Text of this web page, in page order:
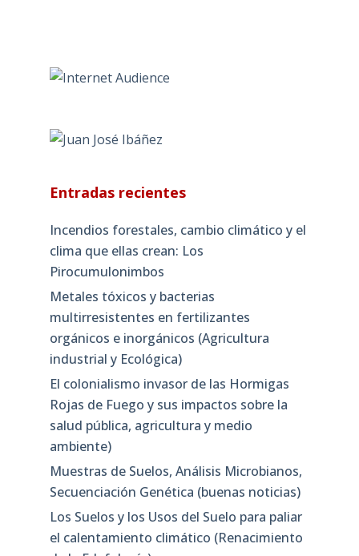
Entradas recientes
Incendios forestales, cambio climático y el
clima que ellas crean: Los
Pirocumulonimbos
Metales tóxicos y bacterias
multirresistentes en fertilizantes
orgánicos e inorgánicos (Agricultura
industrial y Ecológica)
El colonialismo invasor de las Hormigas
Rojas de Fuego y sus impactos sobre la
salud pública, agricultura y medio
ambiente)
Muestras de Suelos, Análisis Microbianos,
Secuenciación Genética (buenas noticias)
Los Suelos y los Usos del Suelo para paliar
el calentamiento climático (Renacimiento